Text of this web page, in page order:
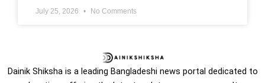
July 25, 2026 No Comments
Dainik Shiksha is a leading Bangladeshi news portal dedicated to